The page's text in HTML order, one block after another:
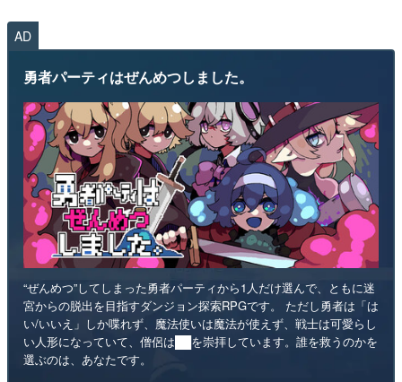
AD
勇者パーティはぜんめつしました。
“ぜんめつ”してしまった勇者パーティから1人だけ選んで、ともに迷
宮からの脱出を目指すダンジョン探索RPGです。 ただし勇者は「は
い/いいえ」しか喋れず、魔法使いは魔法が使えず、戦士は可愛らし
い人形になっていて、僧侶は██を崇拝しています。誰を救うのかを
選ぶのは、あなたです。